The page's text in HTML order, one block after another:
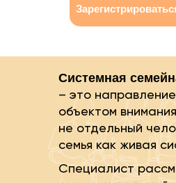
Системная
– это
объектом
не отдельный
семья как живая
Специалист